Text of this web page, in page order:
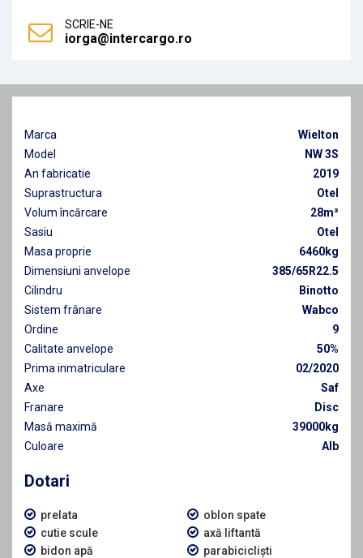
SCRIE-NE
iorga@intercargo.ro
Marca
Wielton
Model
NW 3S
An fabricatie
2019
Suprastructura
Otel
Volum încărcare
28m³
Sasiu
Otel
Masa proprie
6460kg
Dimensiuni anvelope
385/65R22.5
Cilindru
Binotto
Sistem frânare
Wabco
Ordine
9
Calitate anvelope
50%
Prima inmatriculare
02/2020
Axe
Saf
Franare
Disc
Masă maximă
39000kg
Culoare
Alb
Dotari
prelata
cutie scule
bidon apă
oblon spate
axă liftantă
parabicicliști